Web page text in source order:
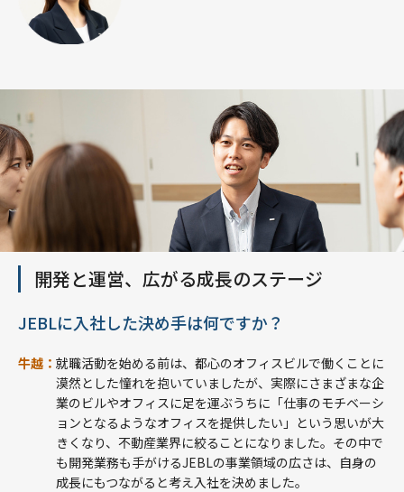
開発と運営、広がる成長のステージ
JEBLに入社した決め手は何ですか？
牛越： 就職活動を始める前は、都心のオフィスビルで働くことに
漠然とした憧れを抱いていましたが、実際にさまざまな企
業のビルやオフィスに足を運ぶうちに「仕事のモチベーシ
ョンとなるようなオフィスを提供したい」という思いが大
きくなり、不動産業界に絞ることになりました。その中で
も開発業務も手がけるJEBLの事業領域の広さは、自身の
成長にもつながると考え入社を決めました。